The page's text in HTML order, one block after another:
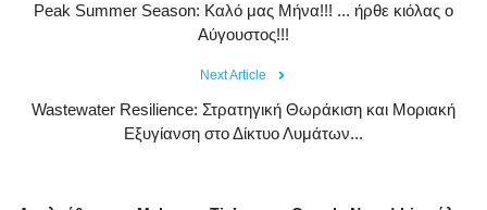
Peak Summer Season: Kαλό μας Μήνα!!! ... ήρθε κιόλας ο
Αύγουστος!!!
Next Article
Wastewater Resilience: Στρατηγική Θωράκιση και Μοριακή
Εξυγίανση στο Δίκτυο Λυμάτων...